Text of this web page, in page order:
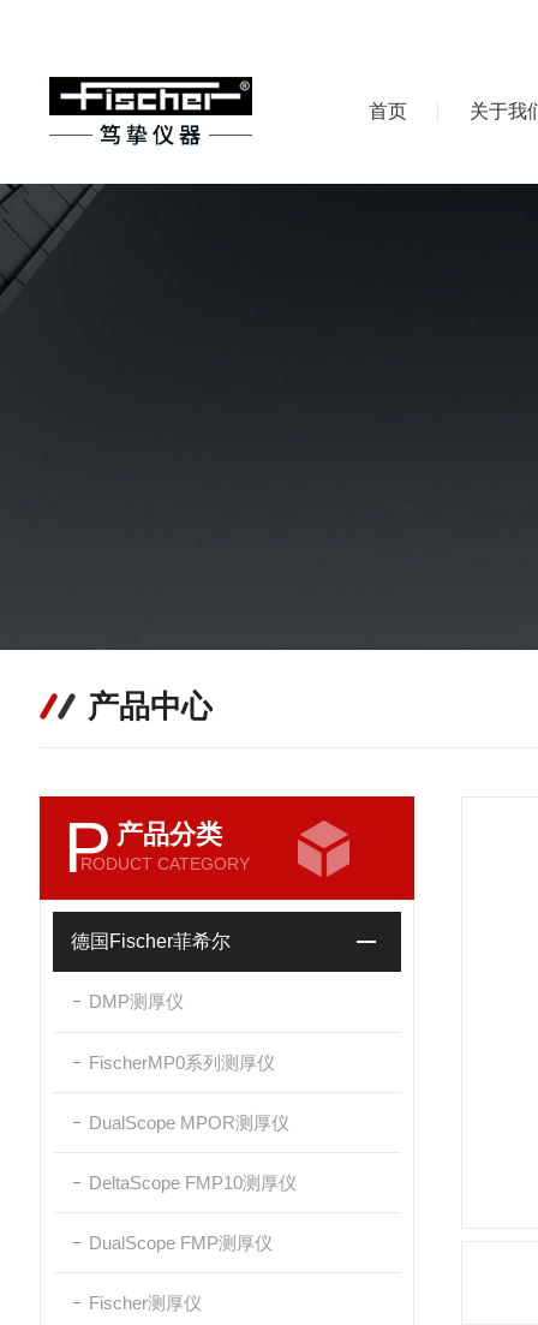
首页 关于我
产品中心
P 产品分类
RODUCT CATEGORY
德国Fischer菲希尔
DMP测厚仪
FischerMP0系列测厚仪
DualScope MPOR测厚仪
DeltaScope FMP10测厚仪
DualScope FMP测厚仪
Fischer测厚仪